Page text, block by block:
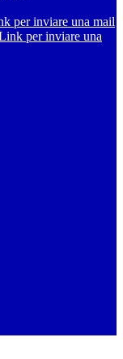
per inviare una mail
per inviare una